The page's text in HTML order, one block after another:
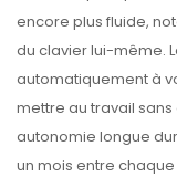
encore plus fluide,
du clavier lui-même.
automatiquement à
mettre au travail
autonomie longue
un mois entre